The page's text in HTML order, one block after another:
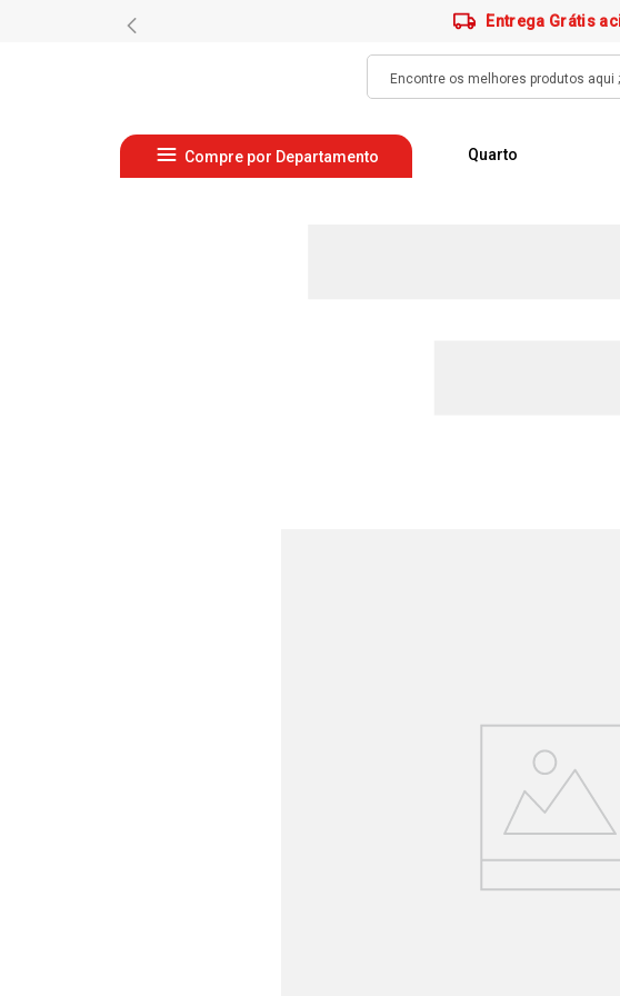
Entrega Grátis
Compre por Departamento Quarto